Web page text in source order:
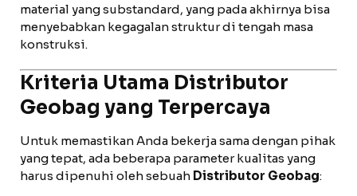
material yang substandard, yang pada akhirnya bisa
menyebabkan kegagalan struktur di tengah masa
konstruksi.
Kriteria Utama Distributor
Geobag yang Terpercaya
Untuk memastikan Anda bekerja sama dengan pihak
yang tepat, ada beberapa parameter kualitas yang
harus dipenuhi oleh sebuah Distributor Geobag: